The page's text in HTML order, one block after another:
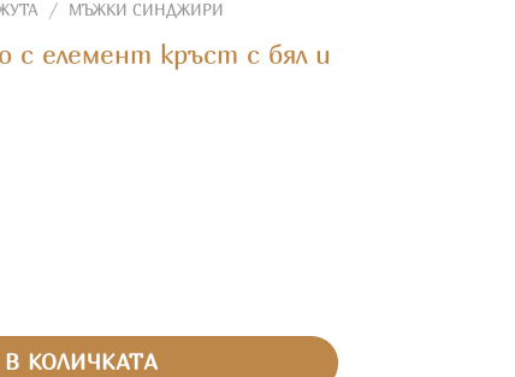
/ МЪЖКИ СИНДЖИРИ
с елемент кръст с бял и
КОЛИЧКАТА